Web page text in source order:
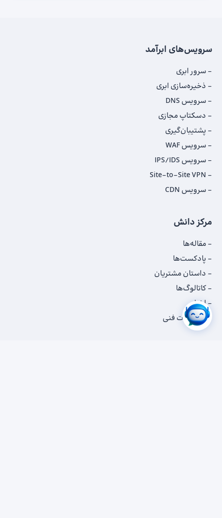
سرویس‌های ابرآمد
سرور ابری
ذخیره‌سازی ابری
سرویس DNS
دسکتاپ مجازی
پشتیبان‌گیری
سرویس WAF
سرویس IPS/IDS
Site-to-Site VPN
سرویس CDN
مرکز دانش
مقاله‌ها
پادکست‌ها
داستان‌ مشتریان
کاتالوگ‌‌ها
اخبار
مستندات فنی